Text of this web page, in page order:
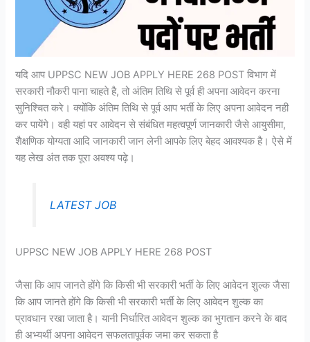
यदि आप UPPSC NEW JOB APPLY HERE 268 POST विभाग में
सरकारी नौकरी पाना चाहते है, तो अंतिम तिथि से पूर्व ही अपना आवेदन करना
सुनिश्चित करे। क्योंकि अंतिम तिथि से पूर्व आप भर्ती के लिए अपना आवेदन नही
कर पायेंगे। वही यहां पर आवेदन से संबंधित महत्वपूर्ण जानकारी जैसे आयुसीमा,
शैक्षणिक योग्यता आदि जानकारी जान लेनी आपके लिए बेहद आवश्यक है। ऐसे में
यह लेख अंत तक पूरा अवश्य पढ़े।
LATEST JOB
UPPSC NEW JOB APPLY HERE 268 POST
जैसा कि आप जानते होंगे कि किसी भी सरकारी भर्ती के लिए आवेदन शुल्क जैसा
कि आप जानते होंगे कि किसी भी सरकारी भर्ती के लिए आवेदन शुल्क का
प्रावधान रखा जाता है। यानी निर्धारित आवेदन शुल्क का भुगतान करने के बाद
ही अभ्यर्थी अपना आवेदन सफलतापूर्वक जमा कर सकता है